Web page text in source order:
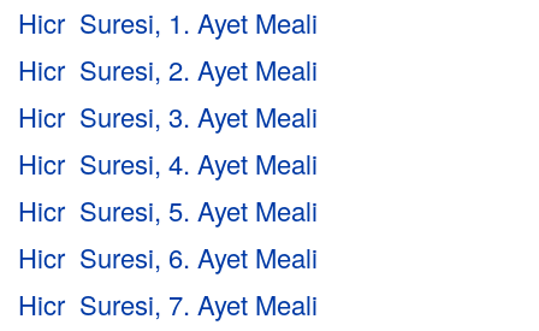
Hicr Suresi, 1. Ayet Meali
Hicr Suresi, 2. Ayet Meali
Hicr Suresi, 3. Ayet Meali
Hicr Suresi, 4. Ayet Meali
Hicr Suresi, 5. Ayet Meali
Hicr Suresi, 6. Ayet Meali
Hicr Suresi, 7. Ayet Meali